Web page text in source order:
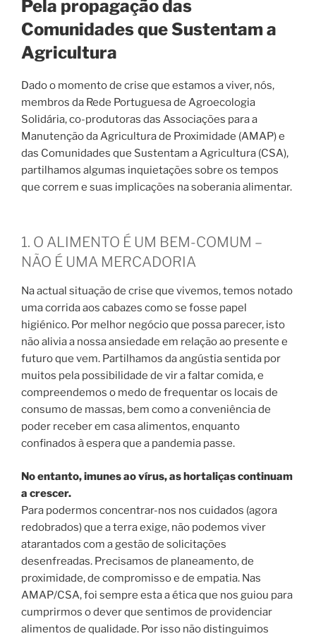
Pela propagação das
Comunidades que Sustentam a
Agricultura
Dado o momento de crise que estamos a viver, nós,
membros da Rede Portuguesa de Agroecologia
Solidária, co-produtoras das Associações para a
Manutenção da Agricultura de Proximidade (AMAP) e
das Comunidades que Sustentam a Agricultura (CSA),
partilhamos algumas inquietações sobre os tempos
que correm e suas implicações na soberania alimentar.
1. O ALIMENTO É UM BEM-COMUM –
NÃO É UMA MERCADORIA
Na actual situação de crise que vivemos, temos notado
uma corrida aos cabazes como se fosse papel
higiénico. Por melhor negócio que possa parecer, isto
não alivia a nossa ansiedade em relação ao presente e
futuro que vem. Partilhamos da angústia sentida por
muitos pela possibilidade de vir a faltar comida, e
compreendemos o medo de frequentar os locais de
consumo de massas, bem como a conveniência de
poder receber em casa alimentos, enquanto
confinados à espera que a pandemia passe.
No entanto, imunes ao vírus, as hortaliças continuam
a crescer.
Para podermos concentrar-nos nos cuidados (agora
redobrados) que a terra exige, não podemos viver
atarantados com a gestão de solicitações
desenfreadas. Precisamos de planeamento, de
proximidade, de compromisso e de empatia. Nas
AMAP/CSA, foi sempre esta a ética que nos guiou para
cumprirmos o dever que sentimos de providenciar
alimentos de qualidade. Por isso não distinguimos